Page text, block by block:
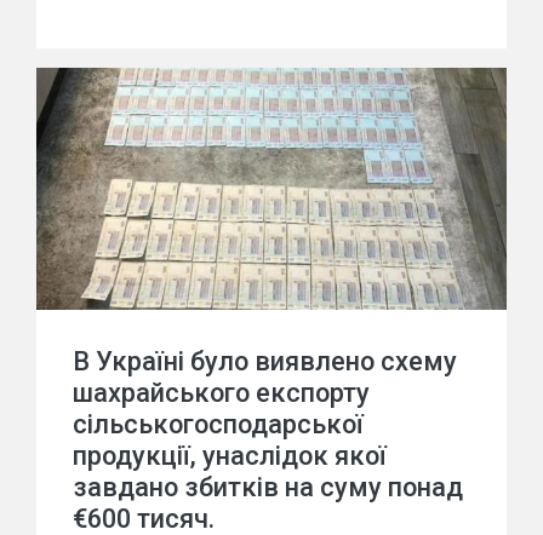
В Україні було виявлено схему
шахрайського експорту
сільськогосподарської
продукції, унаслідок якої
завдано збитків на суму понад
€600 тисяч.